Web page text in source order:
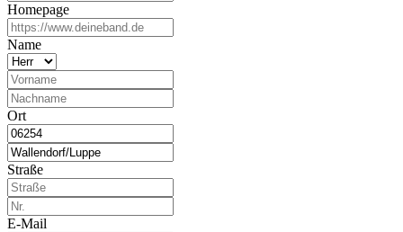
Homepage
Name
Ort
Straße
E-Mail